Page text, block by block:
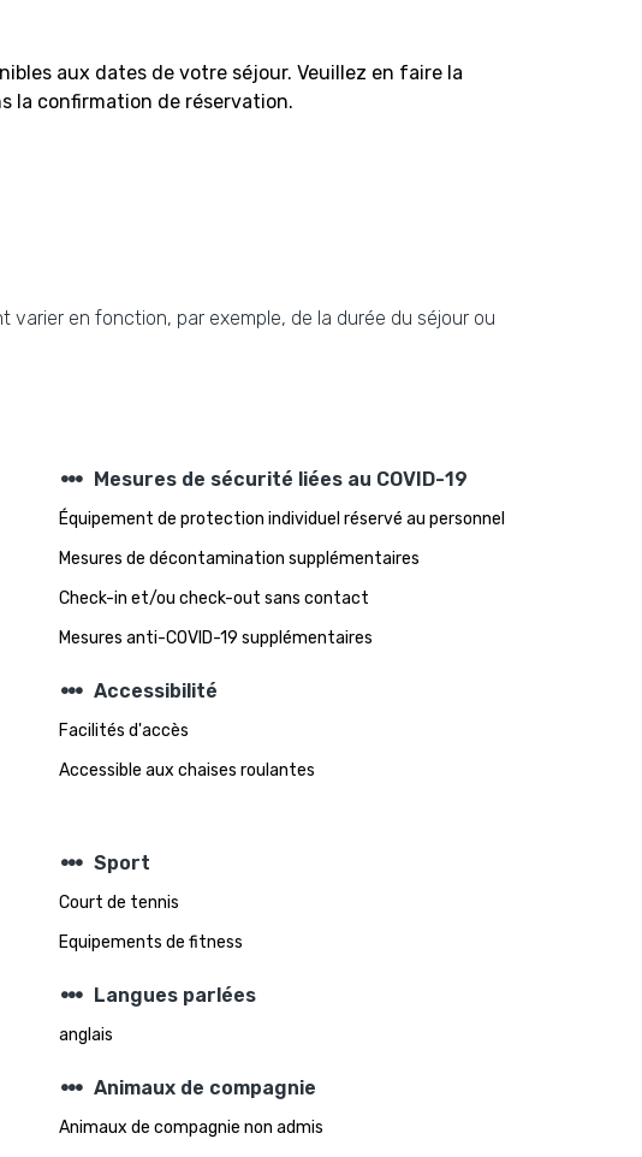
aux dates de votre séjour. Veuillez en faire la
la confirmation de réservation.
en fonction, par exemple, de la durée du séjour ou
steppers Mesures de sécurité liées au COVID-19
Équipement de protection individuel réservé au personnel
Mesures de décontamination supplémentaires
Check-in et/ou check-out sans contact
Mesures anti-COVID-19 supplémentaires
steppers Accessibilité
Facilités d'accès
Accessible aux chaises roulantes
steppers Sport
Court de tennis
Equipements de fitness
steppers Langues parlées
anglais
steppers Animaux de compagnie
Animaux de compagnie non admis